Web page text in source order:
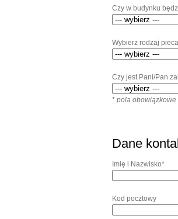
Czy w budynku
Wybierz rodzaj
Czy jest Pani/Pan
* pola obowiązkowe
Dane
Imię i Nazwisko*
Kod pocztowy